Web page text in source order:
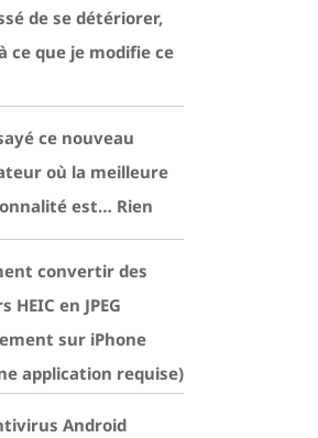
de se détériorer,
ce que je modifie ce
ce nouveau
où la meilleure
est… Rien
convertir des
HEIC en JPEG
sur iPhone
application requise)
Android